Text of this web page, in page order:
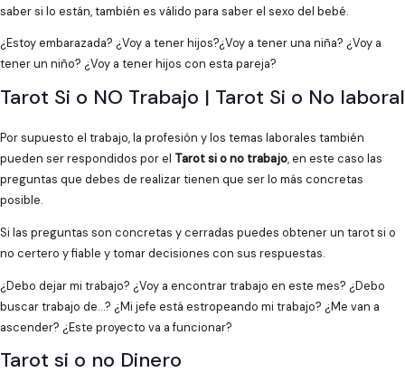
saber si lo están, también es válido para saber el sexo del bebé.
¿Estoy embarazada? ¿Voy a tener hijos?¿Voy a tener una niña? ¿Voy a
tener un niño? ¿Voy a tener hijos con esta pareja?
Tarot Si o NO Trabajo | Tarot Si o No laboral
Por supuesto el trabajo, la profesión y los temas laborales también
pueden ser respondidos por el Tarot si o no trabajo, en este caso las
preguntas que debes de realizar tienen que ser lo más concretas
posible.
Si las preguntas son concretas y cerradas puedes obtener un tarot si o
no certero y fiable y tomar decisiones con sus respuestas.
¿Debo dejar mi trabajo? ¿Voy a encontrar trabajo en este mes? ¿Debo
buscar trabajo de…? ¿Mi jefe está estropeando mi trabajo? ¿Me van a
ascender? ¿Este proyecto va a funcionar?
Tarot si o no Dinero